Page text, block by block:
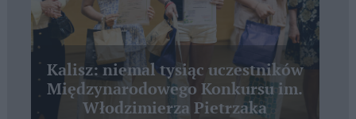
Kalisz: niemal tysiąc uczestników
Międzynarodowego Konkursu im.
Włodzimierza Pietrzaka